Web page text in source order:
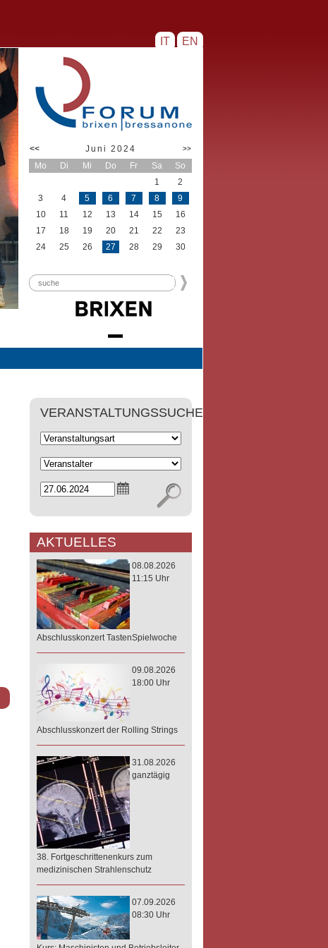
IT EN
<< Juni 2024 >>
Mo Di Mi Do Fr Sa
So
1
2
3
4 5 6 7 8
9
10
11 12 13 14 15
16
17
18 19 20 21 22
23
24
25 26 27 28 29 30
VERANSTALTUNGSSUCHE
AKTUELLES
08.08.2026
11:15 Uhr
Abschlusskonzert TastenSpielwoche
09.08.2026
18:00 Uhr
Abschlusskonzert der Rolling Strings
31.08.2026
ganztägig
38. Fortgeschrittenenkurs zum
medizinischen Strahlenschutz
07.09.2026
08:30 Uhr